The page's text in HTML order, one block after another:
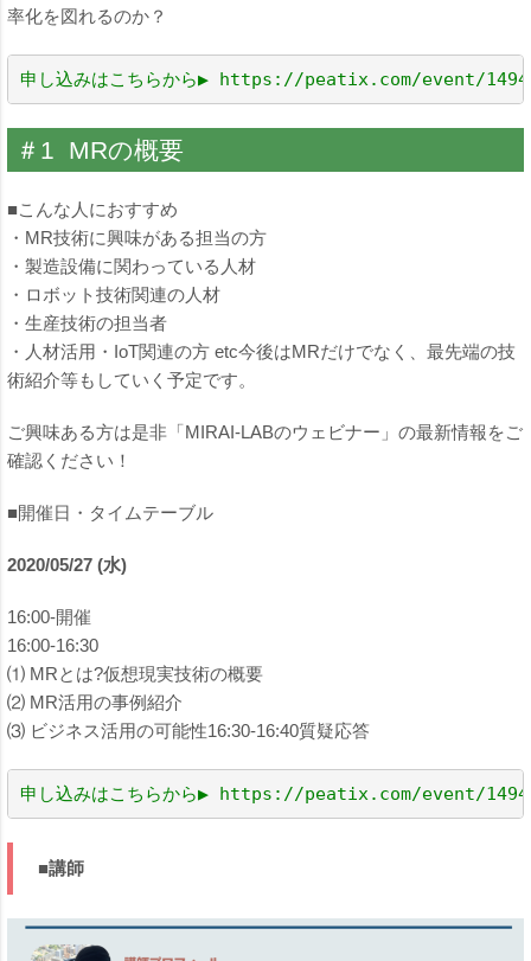
率化を図れるのか？
申し込みはこちらから▶ https://peatix.com/event/
＃1 MRの概要
■こんな人におすすめ
・MR技術に興味がある担当の方
・製造設備に関わっている人材
・ロボット技術関連の人材
・生産技術の担当者
・人材活用・IoT関連の方 etc今後はMRだけでなく、最先端の技
術紹介等もしていく予定です。
ご興味ある方は是非「MIRAI-LABのウェビナー」の最新情報をご
確認ください！
■開催日・タイムテーブル
2020/05/27 (水)
16:00-開催
16:00-16:30
⑴ MRとは?仮想現実技術の概要
⑵ MR活用の事例紹介
⑶ ビジネス活用の可能性16:30-16:40質疑応答
申し込みはこちらから▶ https://peatix.com/event/
■講師